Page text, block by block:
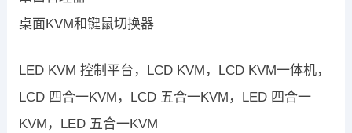
桌面KVM和键鼠切换器
LED KVM 控制平台，LCD KVM，LCD KVM一体机，
LCD 四合一KVM，LCD 五合一KVM，LED 四合一
KVM，LED 五合一KVM